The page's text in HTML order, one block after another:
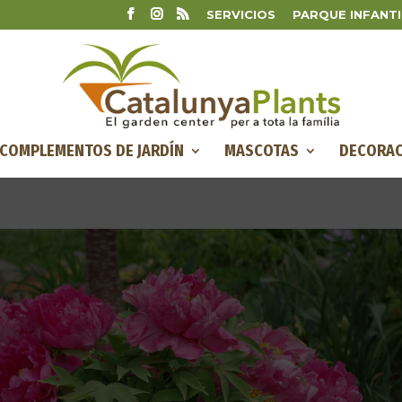
SERVICIOS PARQUE
DE JARDÍN MASCOTAS